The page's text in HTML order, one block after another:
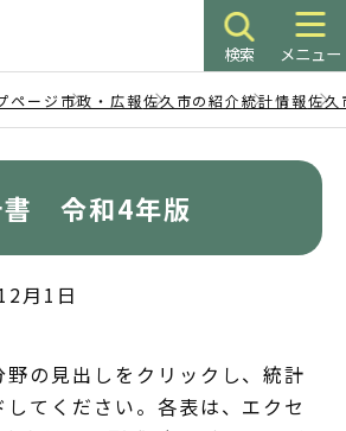
検索 メニュー
ページ 市政・広報佐久市の紹介統計情報佐久
書 令和4年版
月1日
野の見出しをクリックし、統計
てください。各表は、エクセ